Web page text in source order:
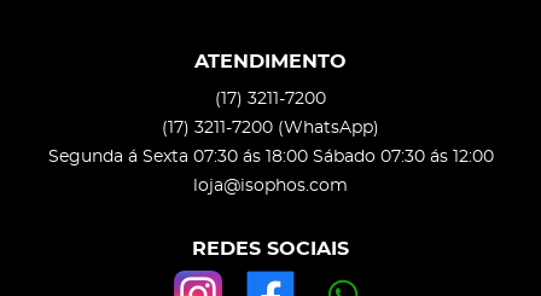
ATENDIMENTO
(17) 3211-7200
(17) 3211-7200 (WhatsApp)
Segunda á Sexta 07:30 ás 18:00 Sábado 07:30 ás 12:00
loja@isophos.com
REDES SOCIAIS